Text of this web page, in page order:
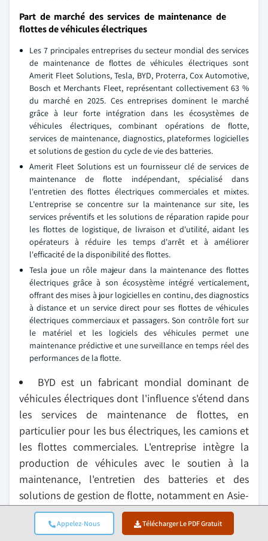
Appelez-Nous Télécharger Le PDF Gratuit
Part de marché des services de maintenance de
flottes de véhicules électriques
Les 7 principales entreprises du secteur mondial des services
de maintenance de flottes de véhicules électriques sont
Amerit Fleet Solutions, Tesla, BYD, Proterra, Cox Automotive,
Bosch et Merchants Fleet, représentant collectivement 63 %
du marché en 2025. Ces entreprises dominent le marché
grâce à leur forte intégration dans les écosystèmes de
véhicules électriques, combinant opérations de flotte,
services de maintenance, diagnostics, plateformes logicielles
et solutions de gestion du cycle de vie des batteries.
Amerit Fleet Solutions est un fournisseur clé de services de
maintenance de flotte indépendant, spécialisé dans
l'entretien des flottes électriques commerciales et mixtes.
L'entreprise se concentre sur la maintenance sur site, les
services préventifs et les solutions de réparation rapide pour
les flottes de logistique, de livraison et d'utilité, aidant les
opérateurs à réduire les temps d'arrêt et à améliorer
l'efficacité de la disponibilité des flottes.
Tesla joue un rôle majeur dans la maintenance des flottes
électriques grâce à son écosystème intégré verticalement,
offrant des mises à jour logicielles en continu, des diagnostics
à distance et un service direct pour ses flottes de véhicules
électriques commerciaux et passagers. Son contrôle fort sur
le matériel et les logiciels des véhicules permet une
maintenance prédictive et une surveillance en temps réel des
performances de la flotte.
BYD est un fabricant mondial dominant de
véhicules électriques dont l'influence s'étend dans
les services de maintenance de flottes, en
particulier pour les bus électriques, les camions et
les flottes commerciales. L'entreprise intègre la
production de véhicules avec le soutien à la
maintenance, l'entretien des batteries et des
solutions de gestion de flotte, notamment en Asie-
Pacifique, en Europe et en Amérique latine.
Proterra se concentre sur les écosystèmes de